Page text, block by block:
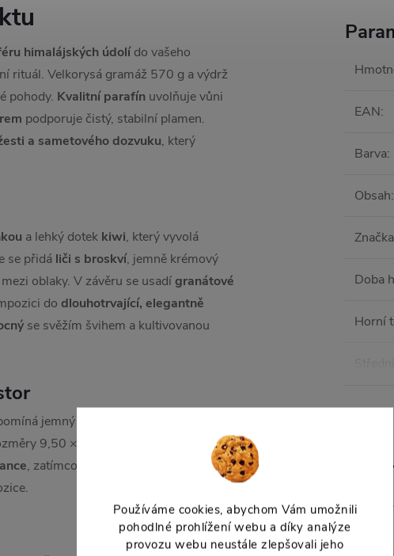
Používáme cookies, abychom Vám umožnili
pohodlné prohlížení webu a díky analýze
provozu webu neustále zlepšovali jeho
himalájských údolído vašeho
rituál. Velkorysá gramáž 570 g a výdrž
pohody. Kvalitní parafín uvolňuje vůni
podporuje čistý, stabilní plamen.
a sametového dozvuku, který
a lehký dotek kiwi, který vyvolá
se přidá liči s broskví, jemně krémový
oblaky. V závěru se usadígranátové
do dlouhotrvající, elegantně
se svěžím švihem a kultivovanou
jemný tón himalájské soli a
9,50 × 9,50 × 14,50 cm dávají
, zatímco jemné světelné odlesky při
EAN:
Barva:
Obsah:
Značka
Doba
Horní